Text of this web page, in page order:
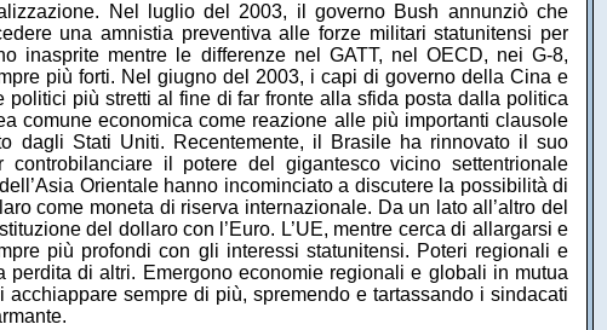
Nel luglio del 2003, il governo Bush annunziò che
una amnistia preventiva alle forze militari statunitensi per
mentre le differenze nel GATT, nel OECD, nei G-8,
più forti. Nel giugno del 2003, i capi di governo della Cina e
più stretti al fine di far fronte alla sfida posta dalla politica
comune economica come reazione alle più importanti clausole
dagli Stati Uniti. Recentemente, il Brasile ha rinnovato il suo
il potere del gigantesco vicino settentrionale
Orientale hanno incominciato a discutere la possibilità di
come moneta di riserva internazionale. Da un lato all’altro del
del dollaro con l’Euro. L’UE, mentre cerca di allargarsi e
più profondi con gli interessi statunitensi. Poteri regionali e
di altri. Emergono economie regionali e globali in mutua
sempre di più, spremendo e tartassando i sindacati